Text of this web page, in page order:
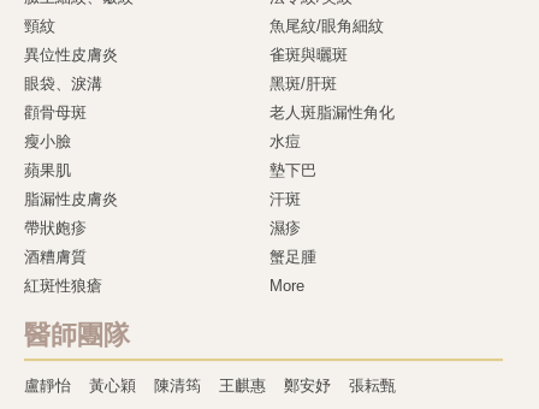
頸紋
魚尾紋/眼角細紋
異位性皮膚炎
雀斑與曬斑
眼袋、淚溝
黑斑/肝斑
顴骨母斑
老人斑脂漏性角化
瘦小臉
水痘
蘋果肌
墊下巴
脂漏性皮膚炎
汗斑
帶狀皰疹
濕疹
酒糟膚質
蟹足腫
紅斑性狼瘡
More
醫師團隊
盧靜怡 黃心穎 陳清筠 王麒惠 鄭安妤
張耘甄